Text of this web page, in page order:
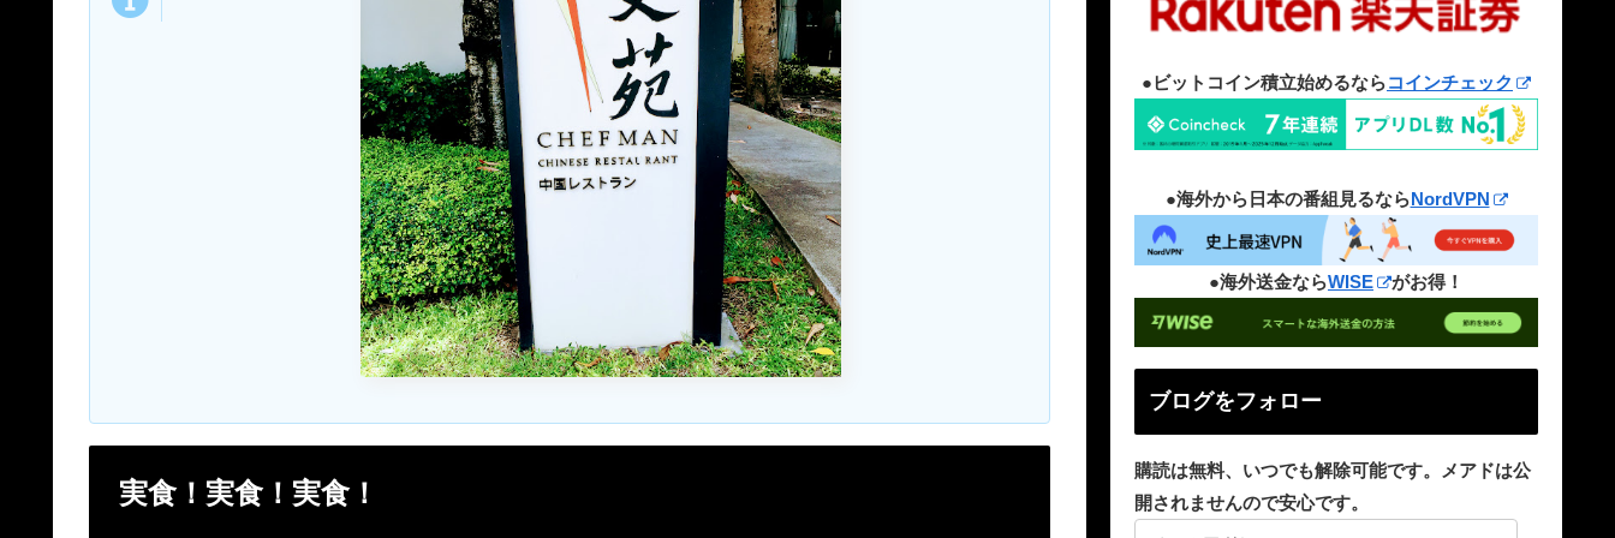
実食！実食！実食！
●ビットコイン積立始めるならコインチェック
●海外から日本の番組見るならNordVPN
●海外送金ならWISE がお得！
ブログをフォロー
購読は無料、いつでも解除可能です。メアドは公
開されませんので安心です。